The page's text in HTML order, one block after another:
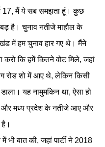
17, मैं ये सब समझता हूं। कुछ
है। चुनाव नतीजे माहौल के
में हम चुनाव हार गए थे। मैंने
करो कि हमें कितने वोट मिले, जहां
रोड शो में आए थे, लेकिन किसी
यह नामुमकिन था, ऐसा हो
और मध्य प्रदेश के नतीजे आए और
भी बात की, जहां पार्टी ने 2018